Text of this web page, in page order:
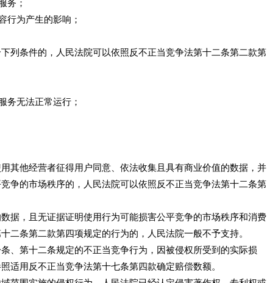
务；
为产生的影响；
条件的，人民法院可以依照反不正当竞争法第十二条第二款第
无法正常运行；
他经营者征得用户同意、依法收集且具有商业价值的数据，并
争的市场秩序的，人民法院可以依照反不正当竞争法第十二条第
，且无证据证明使用行为可能损害公平竞争的市场秩序和消费
二条第二款第四项规定的行为的，人民法院一般不予支持。
第十二条规定的不正当竞争行为，因被侵权所受到的实际损
适用反不正当竞争法第十七条第四款确定赔偿数额。